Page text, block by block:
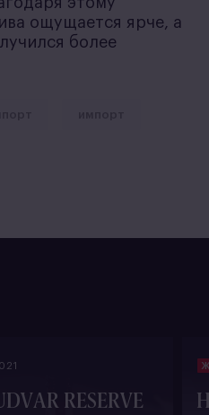
ощущается ярче, а
более
RESERVE